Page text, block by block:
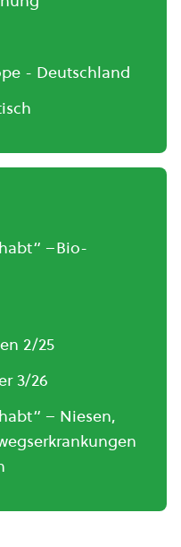
- Deutschland
–Bio-
2/25
3/26
– Niesen,